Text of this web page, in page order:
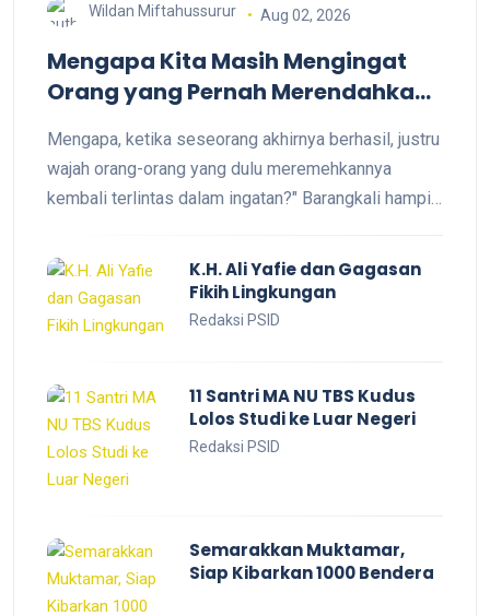
cita harus ditempuh dengan melawan. Terkadang,
Wildan Miftahussurur Aug 02, 2026
Mengapa Kita Masih Mengingat
Orang yang Pernah Merendahkan
Mengapa, ketika seseorang akhirnya berhasil, justru
wajah orang-orang yang dulu meremehkannya
kembali terlintas dalam ingatan?" Barangkali hampir
cita yang dahulu terasa mustahil akhirnya tercapai,
atau ketika kehidupan mulai berubah menjadi lebih
baik, tiba-tiba ingatan membawa kita kembali pada
K.H. Ali Yafie dan Gagasan
Fikih Lingkungan
Redaksi PSID
11 Santri MA NU TBS Kudus
Lolos Studi ke Luar Negeri
Redaksi PSID
Semarakkan Muktamar,
Siap Kibarkan 1000 Bendera